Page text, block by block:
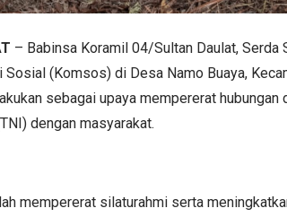
– Babinsa Koramil 04/Sultan Daulat, Serda
(Komsos) di Desa Namo Buaya,
sebagai upaya mempererat hubungan
dengan masyarakat.
mempererat silaturahmi serta